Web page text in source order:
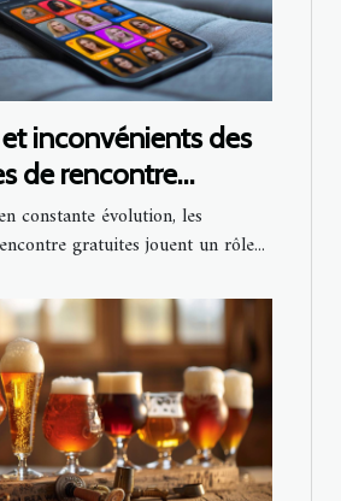
inconvénients des
de rencontre
célibataires
constante évolution, les
gratuites jouent un rôle...